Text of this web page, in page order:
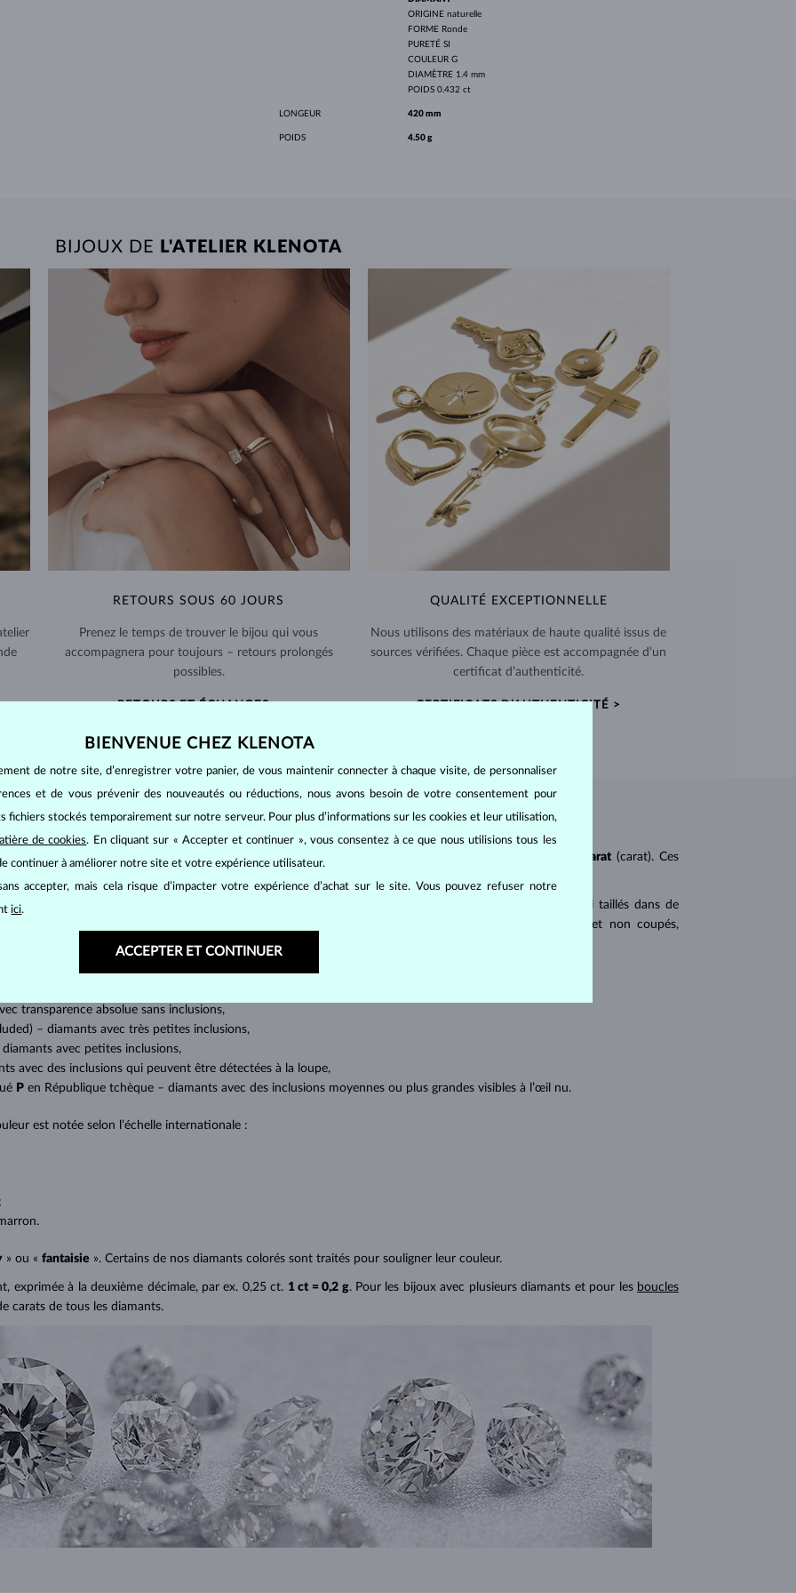
ORIGINE naturelle
FORME Ronde
PURETÉ SI
COULEUR G
DIAMÈTRE 1.4 mm
POIDS 0.432 ct
LONGEUR 420 mm
POIDS 4.50 g
BIJOUX DE L'ATELIER KLENOTA
RETOURS SOUS 60 JOURS
Prenez le temps de trouver le bijou qui vous
accompagnera pour toujours – retours prolongés
possibles.
RETOURS ET ÉCHANGES >
QUALITÉ EXCEPTIONNELLE
Nous utilisons des matériaux de haute qualité issus de
sources vérifiées. Chaque pièce est accompagnée d’un
certificat d’authenticité.
CERTIFICATS D’AUTHENTICITÉ >
BIJOUX ENDIAMANT
, on utilise les 4 paramètres de base, appelés 4C carat (carat). Ces
brillant. La taille ronde dite
appartient aux tailles les plus populaires. Les diamants sont aussi taillés dans de
baguette, cœur, larme, ovale ou princesse (quadrilatère ou triangulaire avec angles pointus et non coupés,
quantité, la taille et la répartition des inclusions ou bien des imperfections internes du diamant :
transparence absolue sans inclusions,
– diamants avec très petites inclusions,
avec petites inclusions,
avec des inclusions qui peuvent être détectées à la loupe,
P en République tchèque – diamants avec des inclusions moyennes ou plus grandes visibles à l’œil nu.
est notée selon l’échelle internationale :
» ou « fantaisie ». Certains de nos diamants colorés sont traités pour souligner leur couleur.
exprimée à la deuxième décimale, par ex. 0,25 ct. 1 ct = 0,2 g. Pour les bijoux avec plusieurs diamants et pour les boucles
carats de tous les diamants.
BIENVENUE CHEZ KLENOTA
de notre site, d’enregistrer votre panier, de vous maintenir connecter à chaque visite, de personnaliser
et de vous prévenir des nouveautés ou réductions, nous avons besoin de votre consentement pour
fichiers stockés temporairement sur notre serveur. Pour plus d’informations sur les cookies et leur utilisation,
de cookies. En cliquant sur « Accepter et continuer », vous consentez à ce que nous utilisions tous les
continuer à améliorer notre site et votre expérience utilisateur.
accepter, mais cela risque d’impacter votre expérience d’achat sur le site. Vous pouvez refuser notre
ici.
ACCEPTER ET CONTINUER